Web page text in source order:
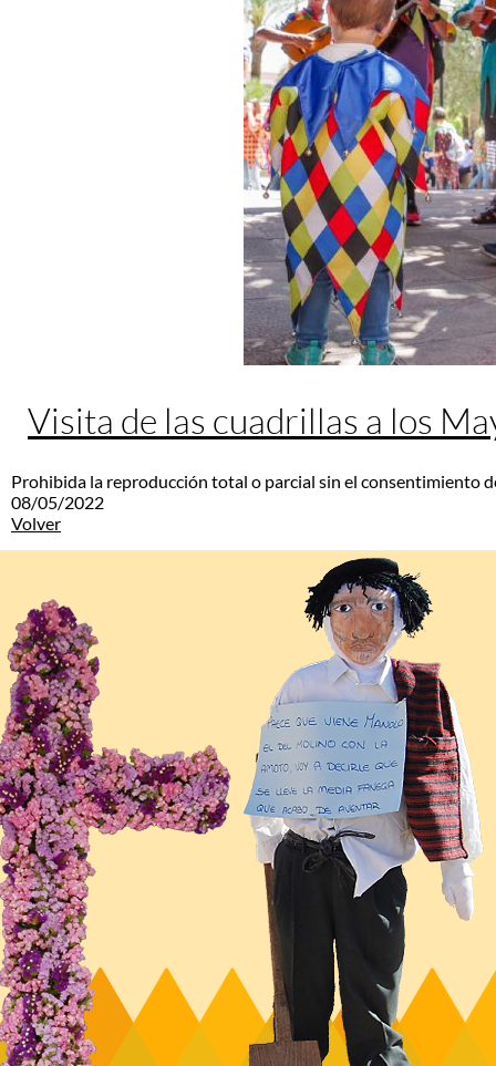
Visita de las cuadrillas a los
Prohibida la reproducción total o parcial sin el consentimiento
08/05/2022
Volver